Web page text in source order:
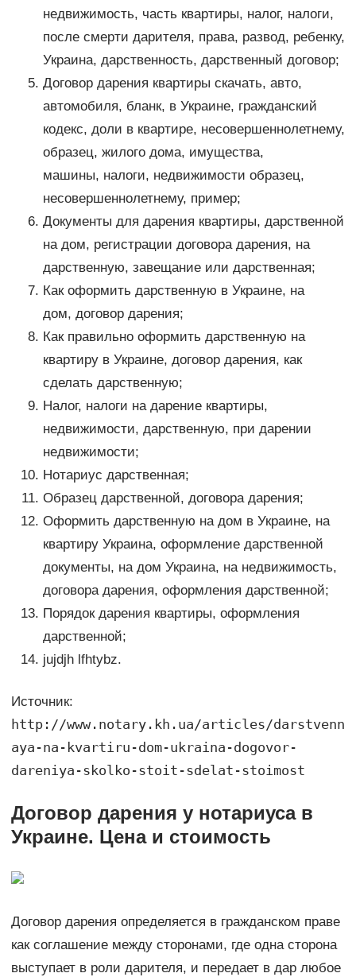
недвижимость, часть квартиры, налог, налоги,
после смерти дарителя, права, развод, ребенку,
Украина, дарственность, дарственный договор;
Договор дарения квартиры скачать, авто,
автомобиля, бланк, в Украине, гражданский
кодекс, доли в квартире, несовершеннолетнему,
образец, жилого дома, имущества,
машины, налоги, недвижимости образец,
несовершеннолетнему, пример;
Документы для дарения квартиры, дарственной
на дом, регистрации договора дарения, на
дарственную, завещание или дарственная;
Как оформить дарственную в Украине, на
дом, договор дарения;
Как правильно оформить дарственную на
квартиру в Украине, договор дарения, как
сделать дарственную;
Налог, налоги на дарение квартиры,
недвижимости, дарственную, при дарении
недвижимости;
Нотариус дарственная;
Образец дарственной, договора дарения;
Оформить дарственную на дом в Украине, на
квартиру Украина, оформление дарственной
документы, на дом Украина, на недвижимость,
договора дарения, оформления дарственной;
Порядок дарения квартиры, оформления
дарственной;
jujdjh lfhtybz.
Источник:
http://www.notary.kh.ua/articles/darstvenn
aya-na-kvartiru-dom-ukraina-dogovor-
dareniya-skolko-stoit-sdelat-stoimost
Договор дарения у нотариуса в
Украине. Цена и стоимость
Договор дарения определяется в гражданском праве
как соглашение между сторонами, где одна сторона
выступает в роли дарителя, и передает в дар любое